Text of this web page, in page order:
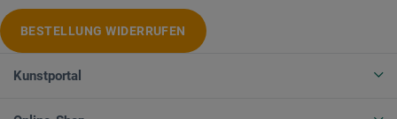
BESTELLUNG WIDERRUFEN
Kunstportal